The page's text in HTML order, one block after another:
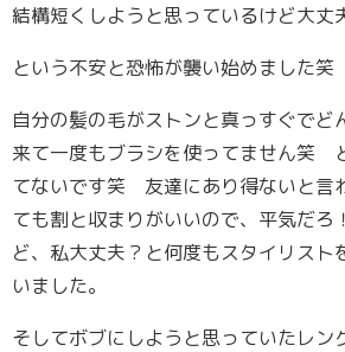
結構短くしようと思っているけど大丈
という不安と恐怖が襲い始めました笑
自分の髪の毛がストンと真っすぐでど
来て一度もブラシを使ってません笑
てないです笑 友達にあり得ないと言
ても割と収まりがいいので、平気だろ
ど、私大丈夫？と何度もスタイリスト
いました。
そしてボブにしようと思っていたレン